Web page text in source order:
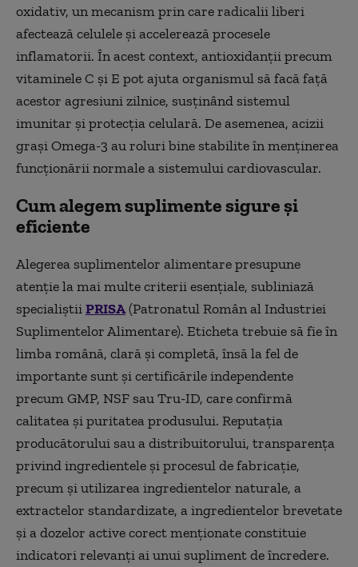
oxidativ, un mecanism prin care radicalii liberi
afectează celulele și accelerează procesele
inflamatorii. În acest context, antioxidanții precum
vitaminele C și E pot ajuta organismul să facă față
acestor agresiuni zilnice, susținând sistemul
imunitar și protecția celulară. De asemenea, acizii
grași Omega-3 au roluri bine stabilite în menținerea
funcționării normale a sistemului cardiovascular.
Cum alegem suplimente sigure și
eficiente
Alegerea suplimentelor alimentare presupune
atenție la mai multe criterii esențiale, subliniază
specialiștiiPRISA(Patronatul Român al Industriei
Suplimentelor Alimentare). Eticheta trebuie să fie în
limba română, clară și completă, însă la fel de
importante sunt și certificările independente
precum GMP, NSF sau Tru-ID, care confirmă
calitatea și puritatea produsului. Reputația
producătorului sau a distribuitorului, transparența
privind ingredientele și procesul de fabricație,
precum și utilizarea ingredientelor naturale, a
extractelor standardizate, a ingredientelor brevetate
și a dozelor active corect menționate constituie
indicatori relevanți ai unui supliment de încredere.